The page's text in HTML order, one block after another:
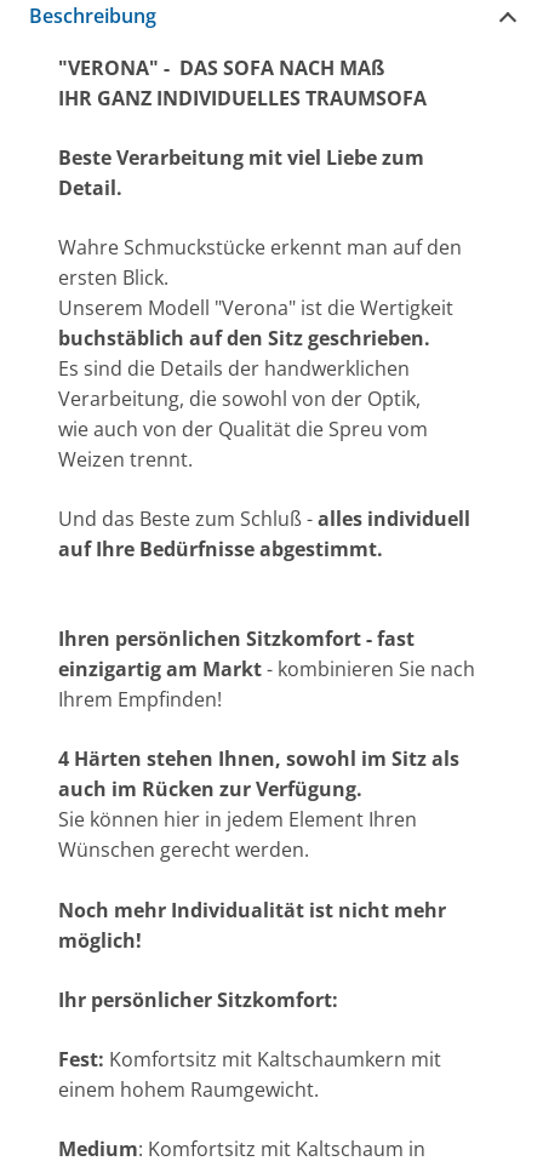
Beschreibung
"VERONA" - DAS SOFA NACH MAß
IHR GANZ INDIVIDUELLES TRAUMSOFA
Beste Verarbeitung mit viel Liebe zum
Detail.
Wahre Schmuckstücke erkennt man auf den
ersten Blick.
Unserem Modell "Verona" ist die Wertigkeit
buchstäblich auf den Sitz geschrieben.
Es sind die Details der handwerklichen
Verarbeitung, die sowohl von der Optik,
wie auch von der Qualität die Spreu vom
Weizen trennt.
Und das Beste zum Schluß -alles individuell
auf Ihre Bedürfnisse abgestimmt.
Ihren persönlichen Sitzkomfort - fast
einzigartig am Markt- kombinieren Sie nach
Ihrem Empfinden!
4 Härten stehen Ihnen, sowohl im Sitz als
auch im Rücken zur Verfügung.
Sie können hier in jedem Element Ihren
Wünschen gerecht werden.
Noch mehr Individualität ist nicht mehr
möglich!
Ihr persönlicher Sitzkomfort:
Fest: Komfortsitz mit Kaltschaumkern mit
einem hohem Raumgewicht.
Medium: Komfortsitz mit Kaltschaum in